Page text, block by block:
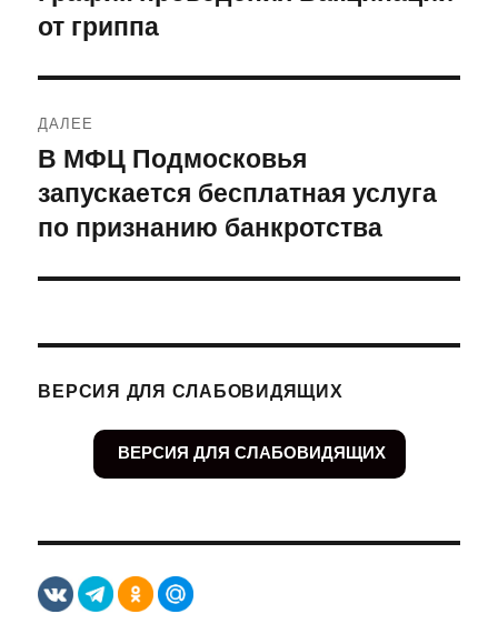
записям
запись:
от гриппа
ДАЛЕЕ
Следующая
запись:
В МФЦ Подмосковья
запускается бесплатная услуга
по признанию банкротства
ВЕРСИЯ ДЛЯ СЛАБОВИДЯЩИХ
ВЕРСИЯ ДЛЯ СЛАБОВИДЯЩИХ